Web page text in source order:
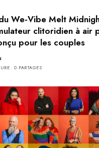
We-Vibe Melt
clitoridien à air
pour les couples
0 PARTAGES